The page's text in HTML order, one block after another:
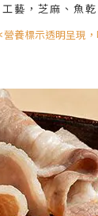
藝，芝麻、魚
營養標示透明呈現